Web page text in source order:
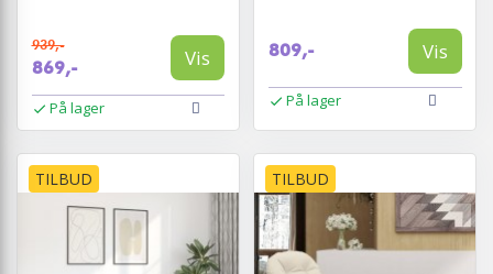
939,-
869,- Vis
På lager
809,- Vis
På lager
TILBUD TILBUD